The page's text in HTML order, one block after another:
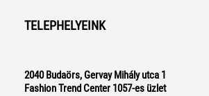
TELEPHELYEINK
2040 Budaörs, Gervay Mihály utca 1
Fashion Trend Center 1057-es üzlet